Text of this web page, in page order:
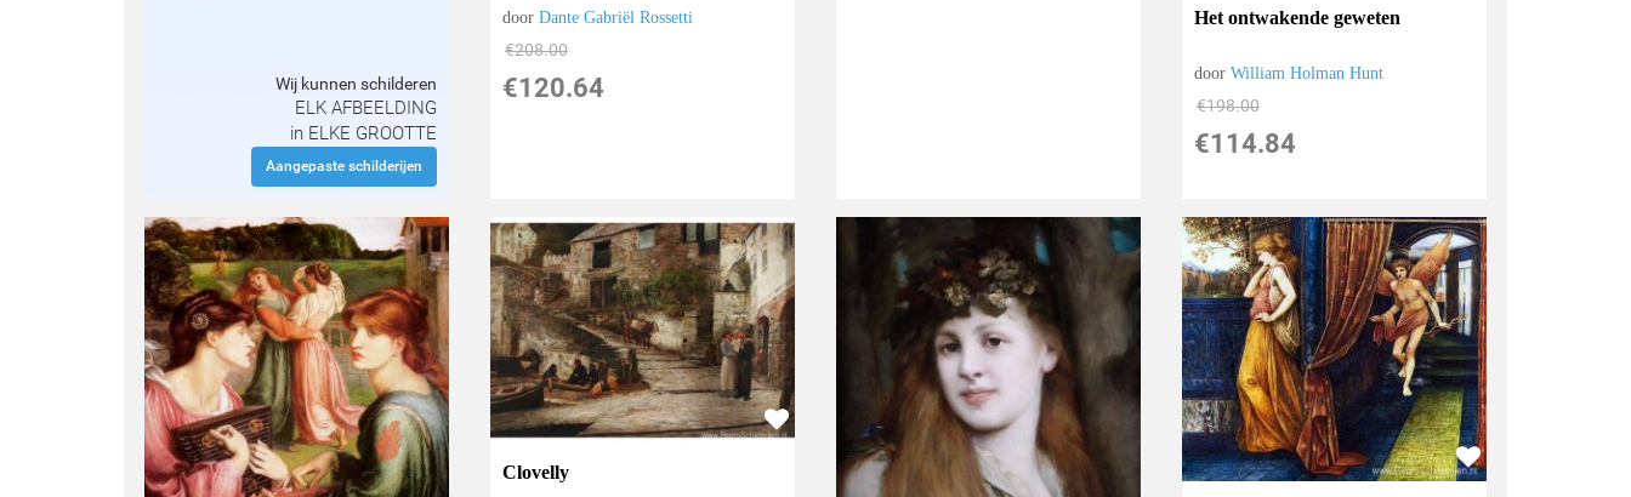
Wij kunnen schilderen
ELK AFBEELDING
in ELKE GROOTTE
Aangepaste schilderijen
doorDante Gabriël Rossetti
€208.00
€120.64
Het ontwakende geweten
doorWilliam Holman Hunt
€198.00
€114.84
Clovelly